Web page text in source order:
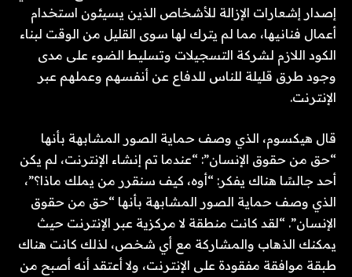
إصدار إشعارات الإزالة للأشخاص الذين يسيئون استخدام
أعمال فنانيها، مما لم يترك لها سوى القليل من الوقت لبناء
الكود اللازم لشركة التسجيلات وتسليط الضوء على مدى
وجود طرق قليلة للناس للدفاع عن أنفسهم وعملهم عبر
الإنترنت.
قال هيكسوم، الذي وصف حماية الصور المشابهة بأنها
“حق من حقوق الإنسان”: “عندما تم إنشاء الإنترنت، لم يكن
أحد جالسًا هناك يفكر: “أوه، كيف سنقرر من يملك ماذا؟”،
الذي وصف حماية الصور المشابهة بأنها “حق من حقوق
الإنسان”. “لقد كانت منطقة لا مركزية عبر الإنترنت حيث
يمكنك الذهاب والمشاركة مع أي شخص، لذلك كانت هناك
طبقة موافقة مفقودة على الإنترنت، ولا أعتقد أنه أصبح من